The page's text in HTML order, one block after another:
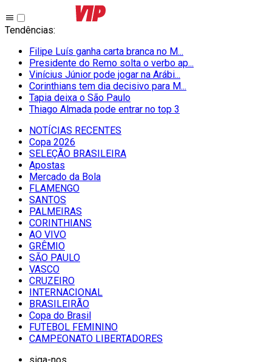
Tendências:
Filipe Luís ganha carta branca no M...
Presidente do Remo solta o verbo ap...
Vinícius Júnior pode jogar na Arábi...
Corinthians tem dia decisivo para M...
Tapia deixa o São Paulo
Thiago Almada pode entrar no top 3
NOTÍCIAS RECENTES
Copa 2026
SELEÇÃO BRASILEIRA
Apostas
Mercado da Bola
FLAMENGO
SANTOS
PALMEIRAS
CORINTHIANS
AO VIVO
GRÊMIO
SĀO PAULO
VASCO
CRUZEIRO
INTERNACIONAL
BRASILEIRÃO
Copa do Brasil
FUTEBOL FEMININO
CAMPEONATO LIBERTADORES